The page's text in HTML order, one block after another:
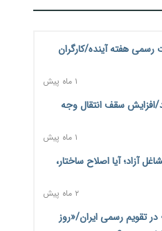
بورس در انتظار تصمیم
۳ ساعت پیش
است؛ چالش قیمت و
۳ ساعت پیش
مدیر کل استاندارد به
دولت از مدیریت پیش از
۳ ساعت پیش
رسمی هفته آینده/کارگران
۱ ماه پیش
برطرف شد/افزایش سقف انتقال وجه
۱ ماه پیش
آزاد؛ آیا اصلاح ساختار،
۲ ماه پیش
در تقویم رسمی ایران/«روز